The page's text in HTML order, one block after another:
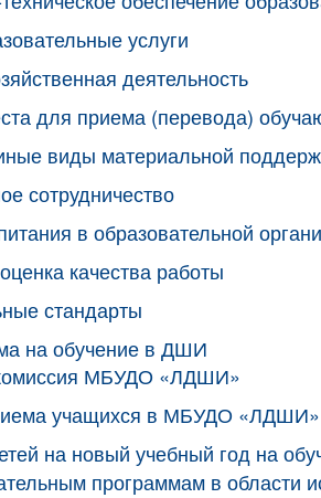
услуги
деятельность
для приема (перевода)
виды материальной
сотрудничество
в образовательной
качества работы
стандарты
на обучение в ДШИ
МБУДО «ЛДШИ»
учащихся в МБУДО «ЛДШИ»
на новый учебный год на
программам в области